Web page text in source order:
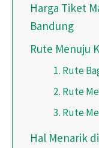
Harga Tiket
Bandung
Rute Menuju
1. Rute
2. Rute
3. Rute
Hal Menarik